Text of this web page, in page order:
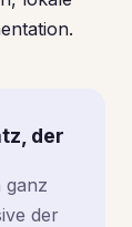
der
ganz
der